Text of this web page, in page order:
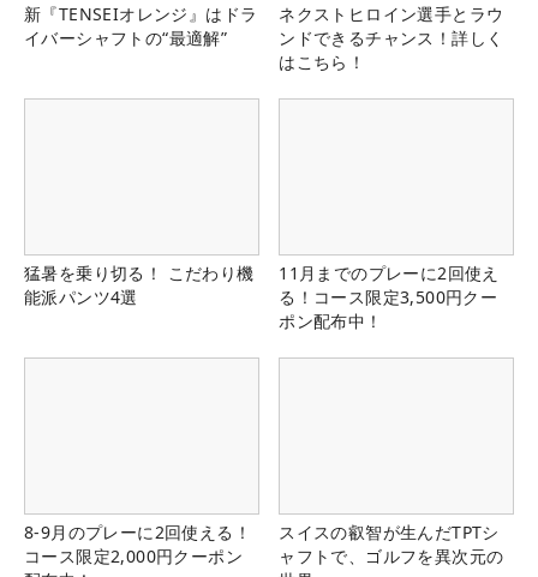
新『TENSEIオレンジ』はドラ
イバーシャフトの“最適解”
ネクストヒロイン選手とラウ
ンドできるチャンス！詳しく
はこちら！
猛暑を乗り切る！ こだわり機
能派パンツ4選
11月までのプレーに2回使え
る！コース限定3,500円クー
ポン配布中！
8-9月のプレーに2回使える！
コース限定2,000円クーポン
スイスの叡智が生んだTPTシ
ャフトで、ゴルフを異次元の